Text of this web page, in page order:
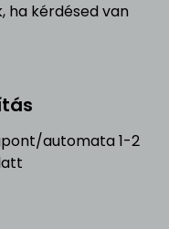
ha kérdésed van
automata 1-2